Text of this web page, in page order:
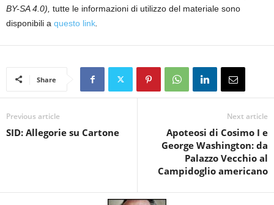
BY-SA 4.0), tutte le informazioni di utilizzo del materiale sono
disponibili a questo link
Share
Previous article
SID: Allegorie su Cartone
Next article
Apoteosi di Cosimo I e
George Washington: da
Palazzo Vecchio al
Campidoglio americano